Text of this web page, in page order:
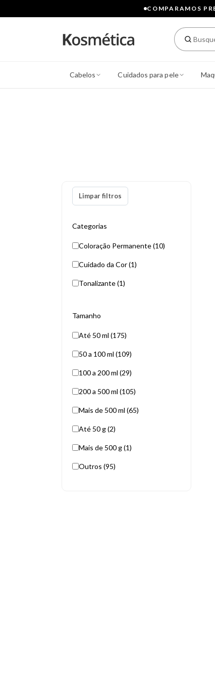
COMPARAMOS
Cabelos Cuidados para pele
Limpar filtros
Categorias
Coloração Permanente (10)
Cuidado da Cor (1)
Tonalizante (1)
Tamanho
Até 50 ml (175)
50 a 100 ml (109)
100 a 200 ml (29)
200 a 500 ml (105)
Mais de 500 ml (65)
Até 50 g (2)
Mais de 500 g (1)
Outros (95)